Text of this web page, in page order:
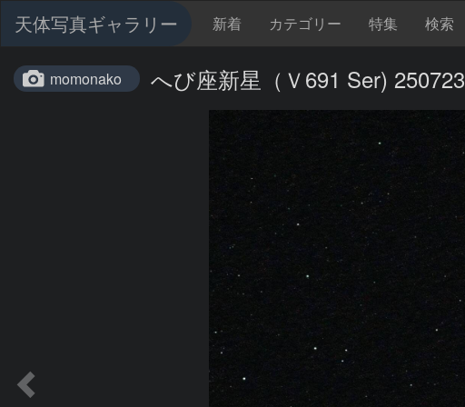
天体写真ギャラリー 新着 カテゴリー 特集 検索
momonako へび座新星（Ｖ691 Ser) 250723